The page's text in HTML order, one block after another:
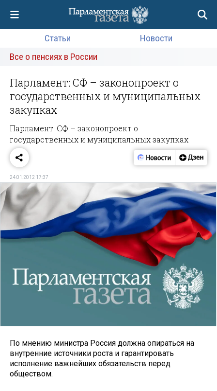
Статьи
Новости
Все о пенсиях в России
Парламент: СФ – законопроект о
государственных и муниципальных
закупках
Парламент: СФ – законопроект о
государственных и муниципальных закупках
24.01.2012 17:37
По мнению министра Россия должна опираться на
внутренние источники роста и гарантировать
исполнение важнейших обязательств перед
обществом.